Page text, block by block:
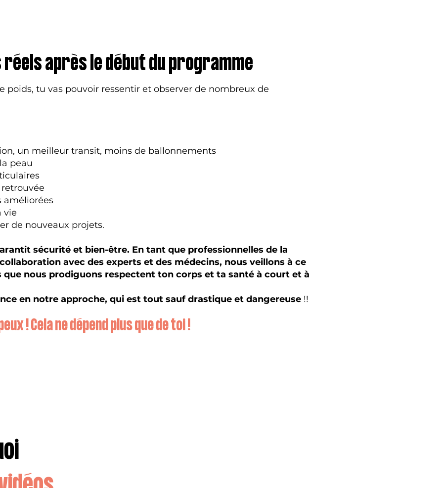
réels après le début du programme
poids, tu vas pouvoir ressentir et observer de nombreux de
un meilleur transit, moins de ballonnements
peau
améliorées
vie
de nouveaux projets.
sécurité et bien-être. En tant que professionnelles de la
avec des experts et des médecins, nous veillons à ce
que nous prodiguons respectent ton corps et ta santé à court et à
en notre approche, qui est tout sauf drastique et dangereuse !!
! Cela ne dépend plus que de toi !